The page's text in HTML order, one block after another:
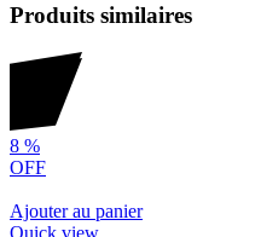
Produits similaires
8 %
OFF
Ajouter au panier
Quick view